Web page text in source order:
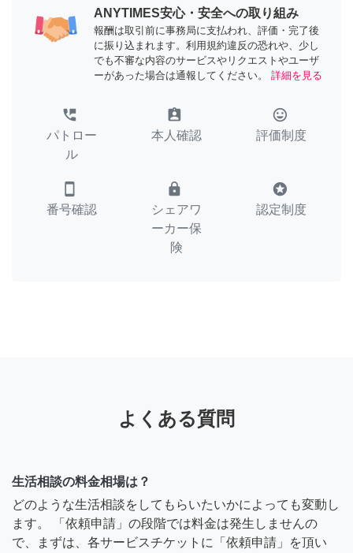
ANYTIMES安心・安全への取り組み
報酬は取引前に事務局に支払われ、評価・完了後
に振り込まれます。利用規約違反の恐れや、少し
でも不審な内容のサービスやリクエストやユーザ
ーがあった場合は通報してください。
詳細を見る
perm_phone_msg
パトロー
ル
assignment_ind
本人確認
tag_faces
評価制度
smartphone
番号確認
lock
シェアワ
ーカー保
険
stars
認定制度
よくある質問
生活相談の料金相場は？
どのような生活相談をしてもらいたいかによっても変動し
ます。 「依頼申請」の段階では料金は発生しませんの
で、まずは、各サービスチケットに「依頼申請」を頂い